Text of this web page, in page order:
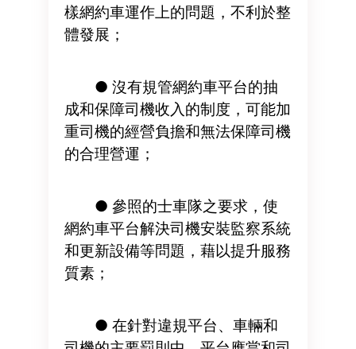
樣網約車運作上的問題，不利於整
體發展；
● 沒有規管網約車平台的抽
成和保障司機收入的制度，可能加
重司機的經營負擔和無法保障司機
的合理營運；
● 參照的士車隊之要求，使
網約車平台解決司機安裝監察系統
和更新設備等問題，藉以提升服務
質素；
● 在針對違規平台、車輛和